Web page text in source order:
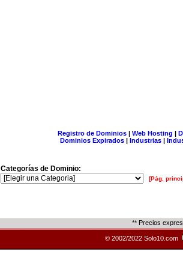
Registro de Dominios| Web Hosting |
Dominios Expirados | Industrias |
Categorías de Dominio:
[Pág.
** Precios
© 2002/2022 Solo10.com